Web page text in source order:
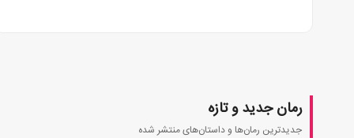
رمان جدید و تازه
جدیدترین رمان‌ها و داستان‌های منتشر شده